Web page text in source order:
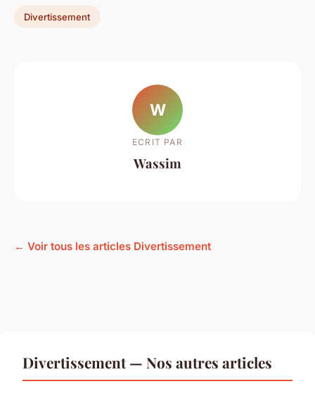
Divertissement
W
ECRIT PAR
Wassim
← Voir tous les articles Divertissement
Divertissement — Nos autres articles